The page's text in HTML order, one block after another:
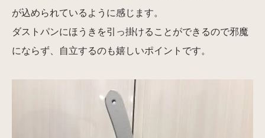
が込められているように感じます。
ダストパンにほうきを引っ掛けることができるので邪魔
にならず、自立するのも嬉しいポイントです。